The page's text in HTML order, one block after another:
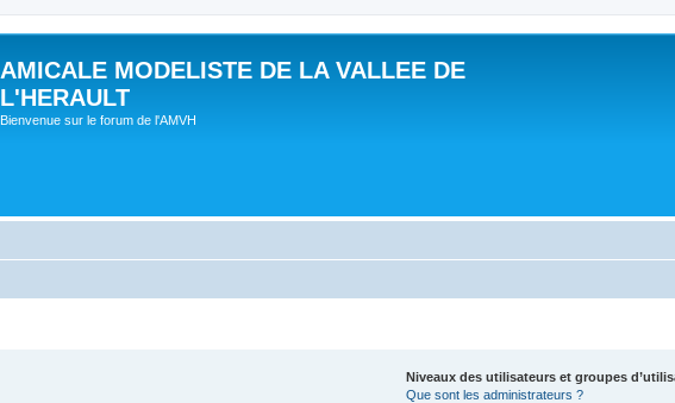
AMICALE MODELISTE DE LA VALLEE DE
L'HERAULT
Bienvenue sur le forum de l'AMVH
Niveaux des utilisateurs et groupes
Que sont les administrateurs ?